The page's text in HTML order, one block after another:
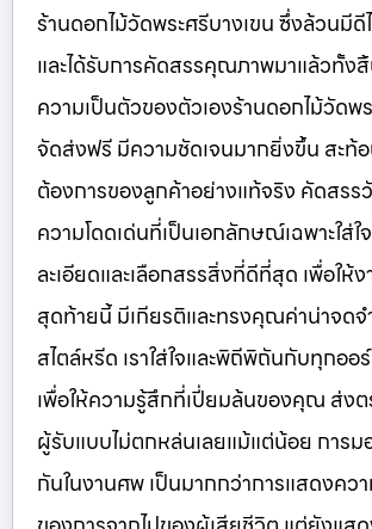
ร้านดอกไม้วัดพระศรีบางเขน ซึ่งล้วนมี
และได้รับการคัดสรรคุณภาพมาแล้วทั้ง
ความเป็นตัวของตัวเองร้านดอกไม้วัดพ
จัดส่งฟรี มีความชัดเจนมากยิ่งขึ้น สะท้
ต้องการของลูกค้าอย่างแท้จริง คัดสร
ความโดดเด่นที่เป็นเอกลักษณ์เฉพาะใส่ใ
ละเอียดและเลือกสรรสิ่งที่ดีที่สุด เพื่อให้
สุดท้ายนี้ มีเกียรติและทรงคุณค่าน่าจด
สไตล์หรีด เราใส่ใจและพิถีพิถันกับทุกออ
เพื่อให้ความรู้สึกที่เปี่ยมล้นของคุณ ส่ง
ผู้รับแบบไม่ตกหล่นเลยแม้แต่น้อย การ
กันในงานศพ เป็นมากกว่าการแสดงคว